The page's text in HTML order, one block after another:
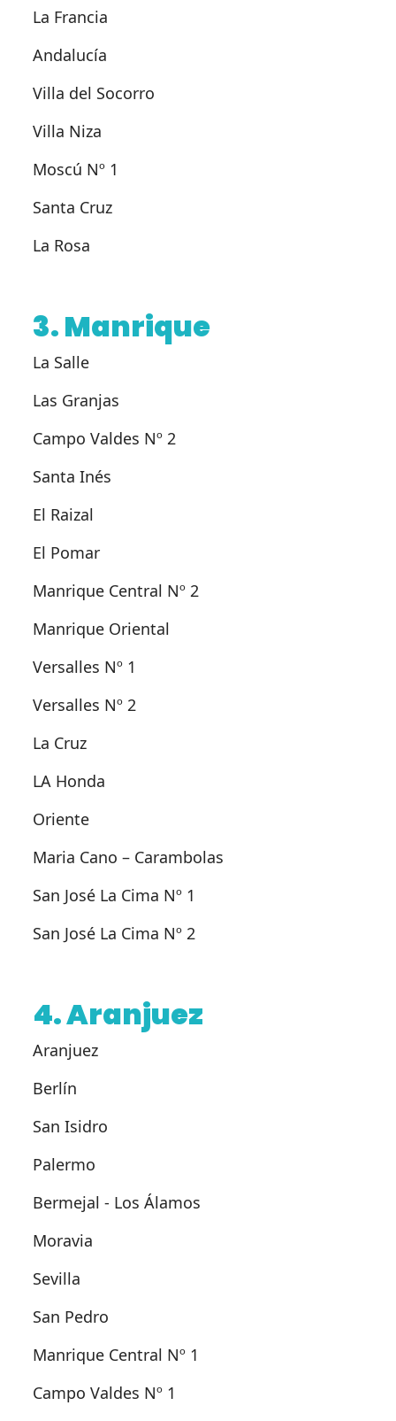
La Francia
Andalucía
Villa del Socorro
Villa Niza
Moscú Nº 1
Santa Cruz
La Rosa
3. Manrique
La Salle
Las Granjas
Campo Valdes Nº 2
Santa Inés
El Raizal
El Pomar
Manrique Central Nº 2
Manrique Oriental
Versalles Nº 1
Versalles Nº 2
La Cruz
LA Honda
Oriente
Maria Cano – Carambolas
San José La Cima Nº 1
San José La Cima Nº 2
4. Aranjuez
Aranjuez
Berlín
San Isidro
Palermo
Bermejal - Los Álamos
Moravia
Sevilla
San Pedro
Manrique Central Nº 1
Campo Valdes Nº 1